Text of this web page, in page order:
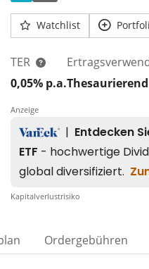
Watchlist
TER
0,05% p.a.Thesaurierend
Anzeige
Kapitalverlustrisiko
Ordergebühren